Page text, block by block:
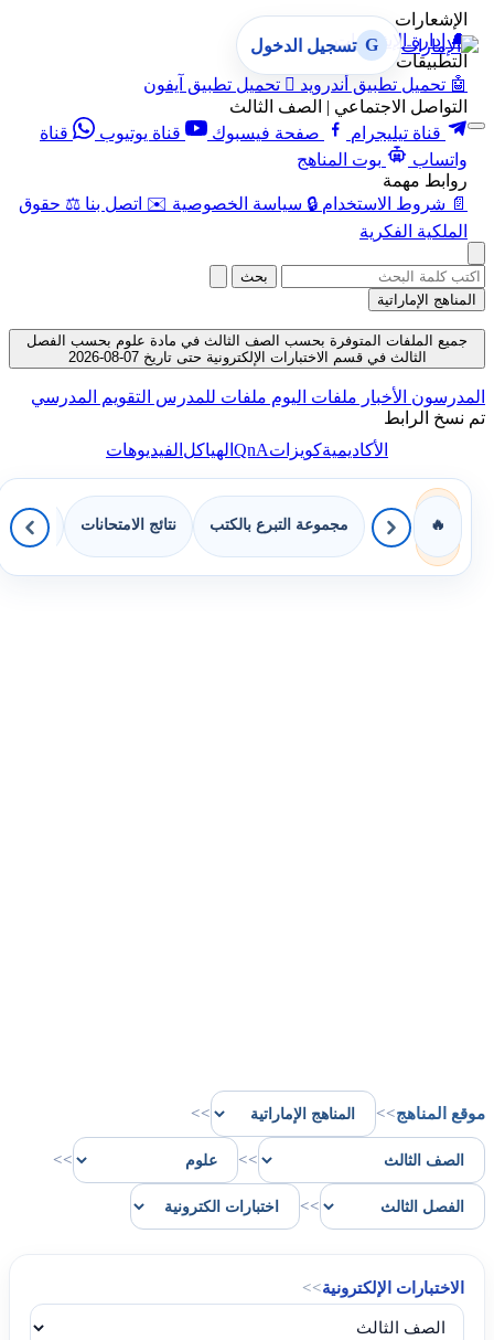
الإشعارات
🔔 إدارة الإشعارات
التطبيقات
🤖 تحميل تطبيق أندرويد  تحميل تطبيق آيفون
التواصل الاجتماعي | الصف الثالث
قناة تيليجرام
صفحة فيسبوك قناة يوتيوب
قناة
واتساب
بوت المناهج
روابط مهمة
📄 شروط الاستخدام 🔒 سياسة الخصوصية ✉️ اتصل بنا ⚖️ حقوق
الملكية الفكرية
G تسجيل الدخول
بحث
المناهج الإماراتية
جميع الملفات المتوفرة بحسب الصف الثالث في مادة علوم بحسب الفصل
الثالث في قسم الاختبارات الإلكترونية حتى تاريخ 07-08-2026
المدرسون الأخبار ملفات اليوم ملفات للمدرس التقويم المدرسي
تم نسخ الرابط
الأكاديميةكويزاتQnAالهياكلالفيديوهات
🔥 مجموعة التبرع بالكتب نتائج الامتحانات
موقع المناهج>>
>>
>>
>>
>>
الاختبارات الإلكترونية>>